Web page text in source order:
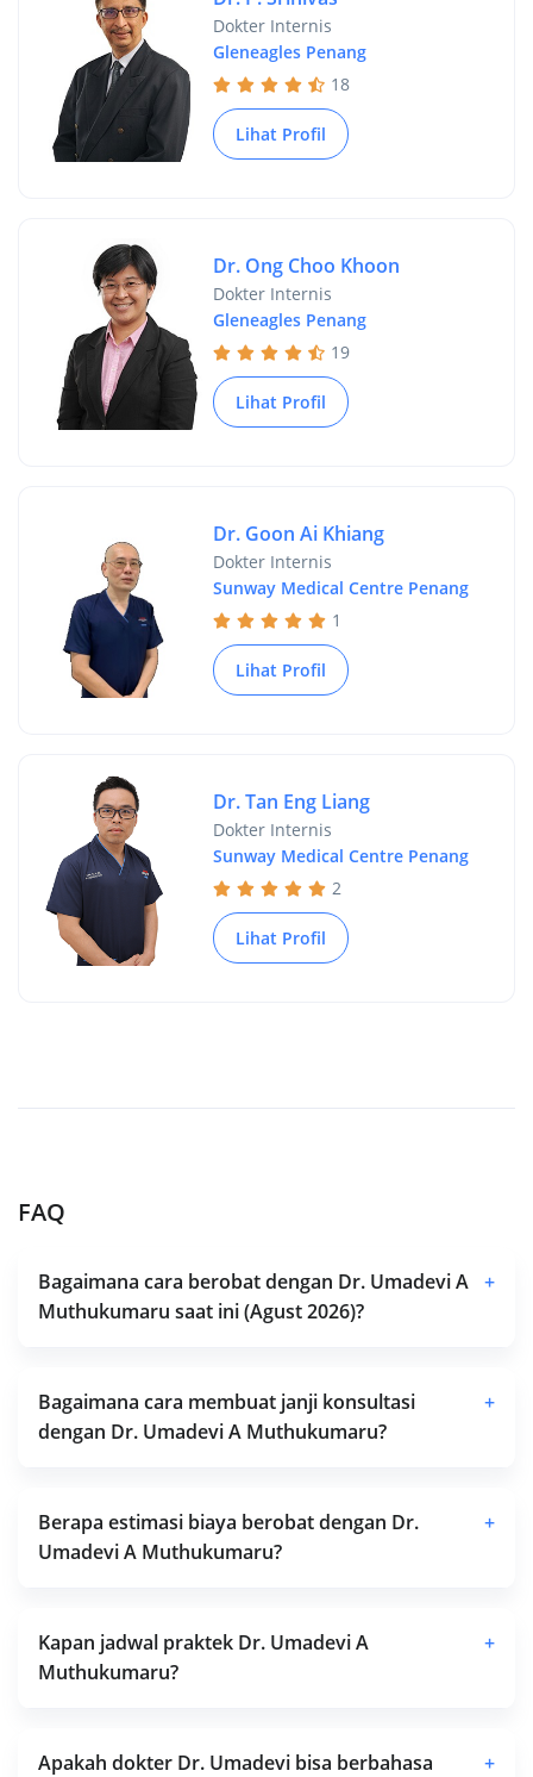
Dokter Internis
Gleneagles Penang
18
Lihat Profil
Dr. Ong Choo Khoon
Dokter Internis
Gleneagles Penang
19
Lihat Profil
Dr. Goon Ai Khiang
Dokter Internis
Sunway Medical Centre Penang
1
Lihat Profil
Dr. Tan Eng Liang
Dokter Internis
Sunway Medical Centre Penang
2
Lihat Profil
FAQ
Bagaimana cara berobat dengan Dr. Umadevi A
Muthukumaru saat ini (Agust 2026)?
+
Bagaimana cara membuat janji konsultasi
dengan Dr. Umadevi A Muthukumaru?
+
Berapa estimasi biaya berobat dengan Dr.
Umadevi A Muthukumaru?
+
Kapan jadwal praktek Dr. Umadevi A
Muthukumaru?
+
Apakah dokter Dr. Umadevi bisa berbahasa
+